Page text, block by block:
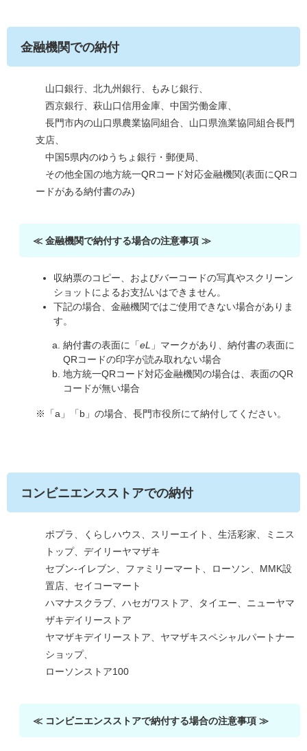
金融機関での納付
山口銀行、北九州銀行、もみじ銀行、
西京銀行、萩山口信用金庫、中国労働金庫、
長門市内の山口県農業協同組合、山口県漁業協同組合長門
支店、
中国5県内のゆうちょ銀行・郵便局、
その他全国の地方統一QRコード対応金融機関(表面にQRコ
ードがある納付書のみ)
≪ ​金融機関で納付する場合の注意事項 ≫
収納票のコピー、およびバーコードの写真やスクリーン
ショットによるお支払いはできません。
下記の場合、金融機関ではご使用できない場合がありま
す。
納付書の表面に「eL 」マークがあり、納付書の表面に
QRコードの印字が読み取れない場合
地方統一QRコード対応金融機関の場合は、表面のQR
コードが無い場合
※「a」「b」の場合、長門市役所にて納付してください。
コンビニエンスストアでの納付
ポプラ、くらしハウス、スリーエイト、生活彩家、ミニス
トップ、デイリーヤマザキ
セブン-イレブン、ファミリーマート、ローソン、MMK設
置店、セイコーマート
ハマナスクラブ、ハセガワストア、タイエー、ニューヤマ
ザキデイリーストア
ヤマザキデイリーストア、ヤマザキスペシャルパートナー
ショップ、
ローソンストア100
≪ コンビニエンスストアで納付する場合の注意事項 ≫